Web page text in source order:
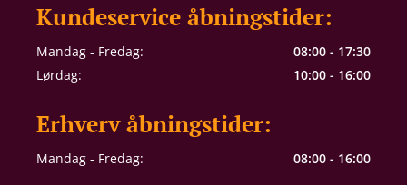
Kundeservice åbningstider:
Mandag - Fredag:
08:00 - 17:30
Lørdag:
10:00 - 16:00
Erhverv åbningstider:
Mandag - Fredag: 08:00 - 16:00